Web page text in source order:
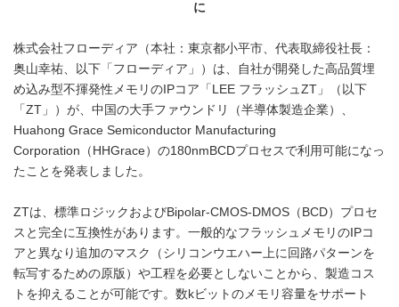
に
株式会社フローディア（本社：東京都小平市、代表取締役社長：
奥山幸祐、以下「フローディア」）は、自社が開発した高品質埋
め込み型不揮発性メモリのIPコア「LEE フラッシュZT」（以下
「ZT」）が、中国の大手ファウンドリ（半導体製造企業）、
Huahong Grace Semiconductor Manufacturing
Corporation（HHGrace）の180nmBCDプロセスで利用可能になっ
たことを発表しました。
ZTは、標準ロジックおよびBipolar-CMOS-DMOS（BCD）プロセ
スと完全に互換性があります。一般的なフラッシュメモリのIPコ
アと異なり追加のマスク（シリコンウエハー上に回路パターンを
転写するための原版）や工程を必要としないことから、製造コス
トを抑えることが可能です。数kビットのメモリ容量をサポート